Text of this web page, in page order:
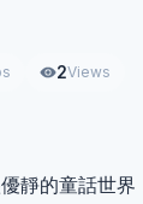
2Views
靜的童話世